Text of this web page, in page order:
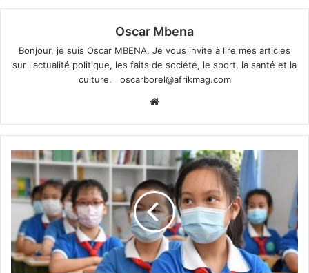
Oscar Mbena
Bonjour, je suis Oscar MBENA. Je vous invite à lire mes articles
sur l'actualité politique, les faits de société, le sport, la santé et la
culture. oscarborel@afrikmag.com